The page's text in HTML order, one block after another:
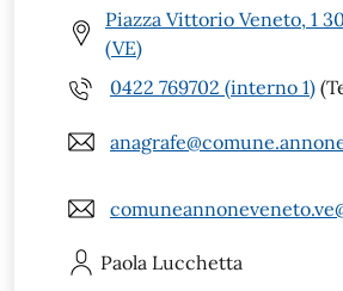
Piazza Vittorio Veneto, 1
(VE)
0422 769702 (interno 1)
Paola Lucchetta